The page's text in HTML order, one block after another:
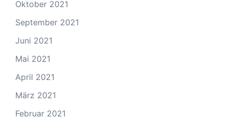
Oktober 2021
September 2021
Juni 2021
Mai 2021
April 2021
März 2021
Februar 2021